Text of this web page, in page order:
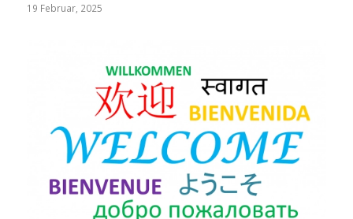
19 Februar, 2025